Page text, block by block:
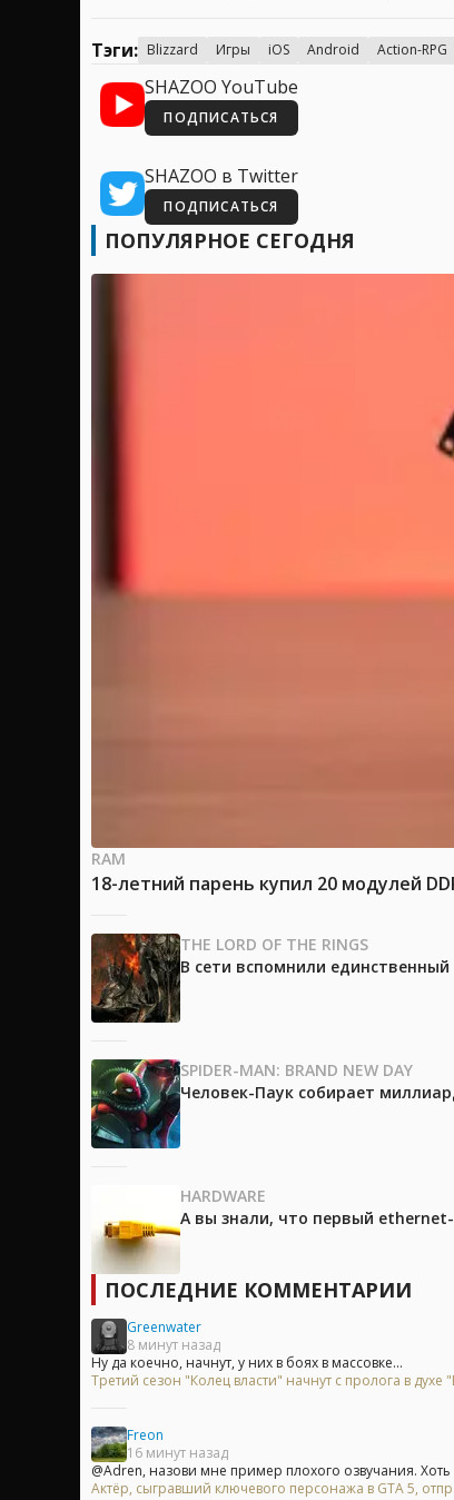
Тэги: Blizzard Игры iOS Android Action-RPG
SHAZOO YouTube
ПОДПИСАТЬСЯ
SHAZOO в Twitter
ПОДПИСАТЬСЯ
ПОПУЛЯРНОЕ СЕГОДНЯ
RAM
18-летний парень купил 20 модулей
THE LORD OF THE RINGS
В сети вспомнили
SPIDER-MAN: BRAND NEW DAY
Человек-Паук собирает
HARDWARE
А вы знали, что первый
ПОСЛЕДНИЕ КОММЕНТАРИИ
Greenwater
8 минут назад
Ну да коечно, начнут, у них в боях в массовке...
Третий сезон "Колец власти" начнут с пролога в духе
Freon
16 минут назад
@Adren, назови мне пример плохого озвучания.
Актёр, сыгравший ключевого персонажа в GTA 5,